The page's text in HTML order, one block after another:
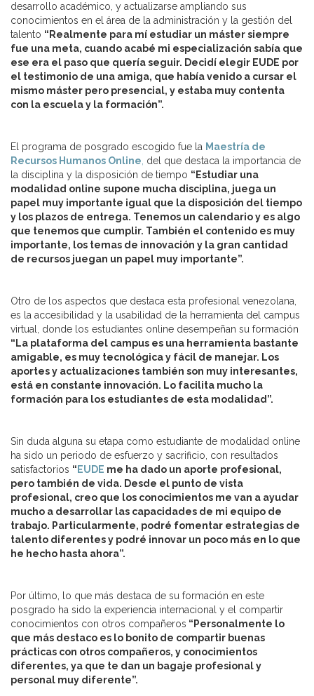
desarrollo académico, y actualizarse ampliando sus
conocimientos en el área de la administración y la gestión del
talento “Realmente para mí estudiar un máster siempre
fue una meta, cuando acabé mi especialización sabía que
ese era el paso que quería seguir. Decidí elegir EUDE por
el testimonio de una amiga, que había venido a cursar el
mismo máster pero presencial, y estaba muy contenta
con la escuela y la formación”.
El programa de posgrado escogido fue la Maestría de
Recursos Humanos Online del que destaca la importancia de
la disciplina y la disposición de tiempo “Estudiar una
modalidad online supone mucha disciplina, juega un
papel muy importante igual que la disposición del tiempo
y los plazos de entrega. Tenemos un calendario y es algo
que tenemos que cumplir. También el contenido es muy
importante, los temas de innovación y la gran cantidad
de recursos juegan un papel muy importante”.
Otro de los aspectos que destaca esta profesional venezolana,
es la accesibilidad y la usabilidad de la herramienta del campus
virtual, donde los estudiantes online desempeñan su formación
“La plataforma del campus es una herramienta bastante
amigable, es muy tecnológica y fácil de manejar. Los
aportes y actualizaciones también son muy interesantes,
está en constante innovación. Lo facilita mucho la
formación para los estudiantes de esta modalidad”.
Sin duda alguna su etapa como estudiante de modalidad online
ha sido un periodo de esfuerzo y sacrificio, con resultados
satisfactorios “ EUDE me ha dado un aporte profesional,
pero también de vida. Desde el punto de vista
profesional, creo que los conocimientos me van a ayudar
mucho a desarrollar las capacidades de mi equipo de
trabajo. Particularmente, podré fomentar estrategias de
talento diferentes y podré innovar un poco más en lo que
he hecho hasta ahora”.
Por último, lo que más destaca de su formación en este
posgrado ha sido la experiencia internacional y el compartir
conocimientos con otros compañeros “Personalmente lo
que más destaco es lo bonito de compartir buenas
prácticas con otros compañeros, y conocimientos
diferentes, ya que te dan un bagaje profesional y
personal muy diferente”.